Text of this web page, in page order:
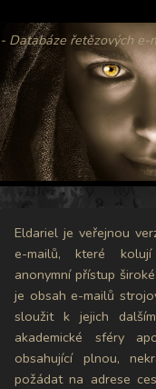
- Databáze řetězových e-
Eldariel je veřejnou
e-mailů, které kolují
anonymní přístup
je obsah e-mailů
sloužit k jejich
akademické sféry
obsahující plnou,
požádat na adrese